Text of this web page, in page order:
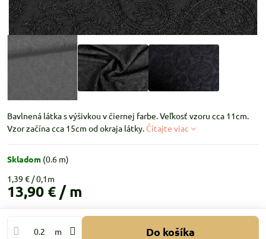
Bavlnená látka s výšivkou v čiernej farbe. Veľkosť vzoru cca 11cm.
Vzor začína cca 15cm od okraja látky. Čítajte viac
Skladom (0.6 m)
1,39 €
13,90 € / m
m Do košíka